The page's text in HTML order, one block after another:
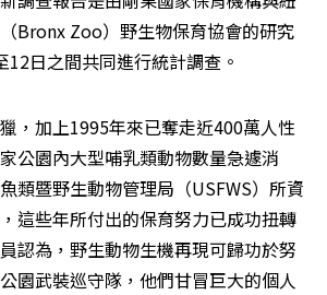
Bronx Zoo）野生物保育協會的研究
12日之間共同進行統計調查。
，加上1995年來已奪走近400萬人性
公園內大型哺乳類動物數量急遽消
類暨野生動物管理局（USFWS）所資
這些年所付出的保育努力已成功扭轉
認為，野生動物生機再現可歸功於努
園武裝巡守隊，他們甘冒巨大的個人